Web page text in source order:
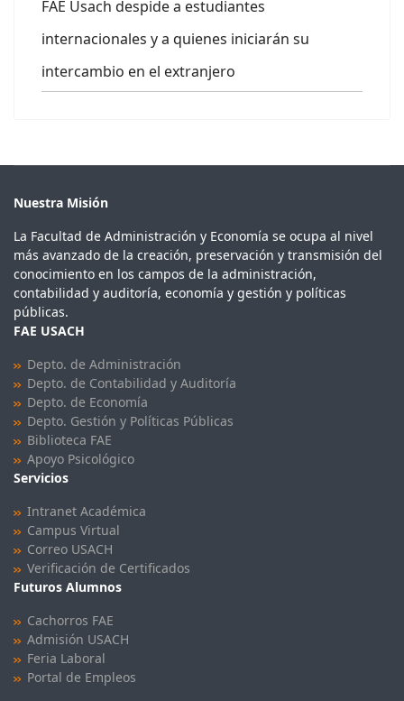
FAE Usach despide a estudiantes
internacionales y a quienes iniciarán su
intercambio en el extranjero
Nuestra Misión
La Facultad de Administración y Economía se ocupa al nivel
más avanzado de la creación, preservación y transmisión del
conocimiento en los campos de la administración,
contabilidad y auditoría, economía y gestión y políticas
públicas.
FAE USACH
Depto. de Administración
Depto. de Contabilidad y Auditoría
Depto. de Economía
Depto. Gestión y Políticas Públicas
Biblioteca FAE
Apoyo Psicológico
Servicios
Intranet Académica
Campus Virtual
Correo USACH
Verificación de Certificados
Futuros Alumnos
Cachorros FAE
Admisión USACH
Feria Laboral
Portal de Empleos